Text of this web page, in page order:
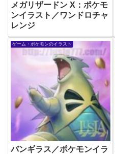
メガリザードン X：ポケモ
ンイラスト／ワンドロチャ
レンジ
ゲーム・ポケモンのイラスト
バンギラス／ポケモンイラ